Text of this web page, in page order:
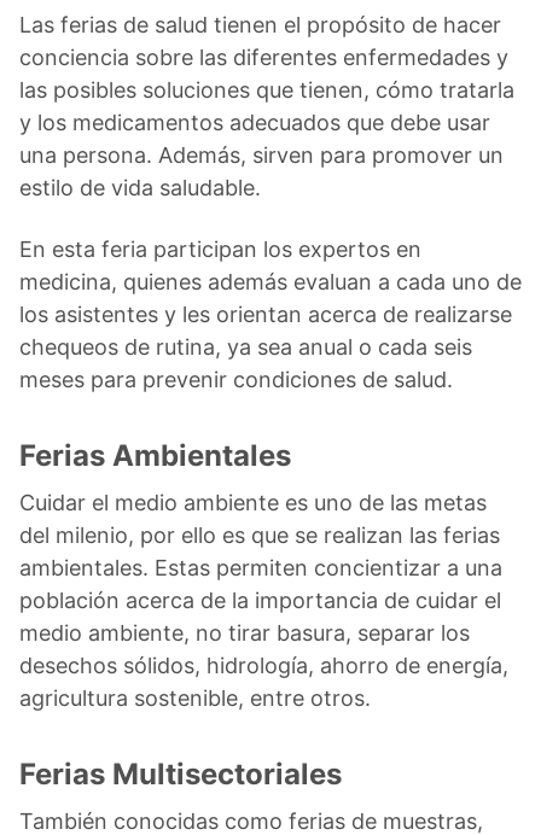
Las ferias de salud tienen el propósito de hacer
conciencia sobre las diferentes enfermedades y
las posibles soluciones que tienen, cómo tratarla
y los medicamentos adecuados que debe usar
una persona. Además, sirven para promover un
estilo de vida saludable.
En esta feria participan los expertos en
medicina, quienes además evaluan a cada uno de
los asistentes y les orientan acerca de realizarse
chequeos de rutina, ya sea anual o cada seis
meses para prevenir condiciones de salud.
Ferias Ambientales
Cuidar el medio ambiente es uno de las metas
del milenio, por ello es que se realizan las ferias
ambientales. Estas permiten concientizar a una
población acerca de la importancia de cuidar el
medio ambiente, no tirar basura, separar los
desechos sólidos, hidrología, ahorro de energía,
agricultura sostenible, entre otros.
Ferias Multisectoriales
También conocidas como ferias de muestras,